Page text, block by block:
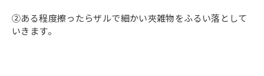
②ある程度擦ったらザルで細かい夾雑物をふるい落として
いきます。